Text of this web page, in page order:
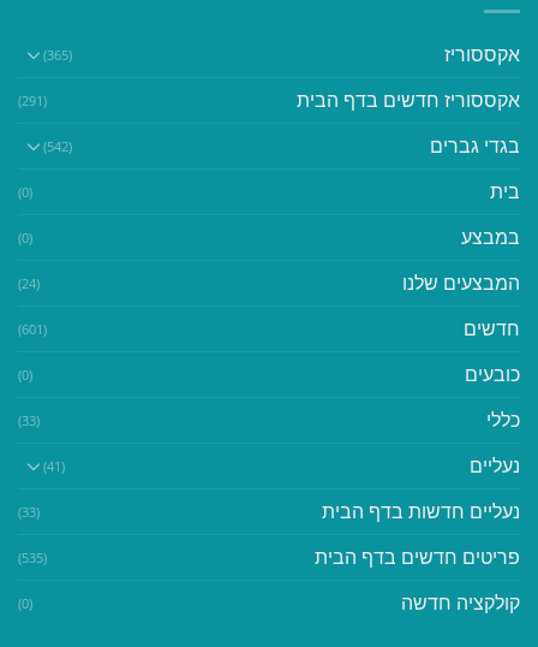
אקססוריז (365)
אקססוריז חדשים בדף הבית (291)
בגדי גברים (542)
בית (0)
במבצע (0)
המבצעים שלנו (24)
חדשים (601)
כובעים (0)
כללי (33)
נעליים (41)
נעליים חדשות בדף הבית (33)
פריטים חדשים בדף הבית (535)
קולקציה חדשה (0)